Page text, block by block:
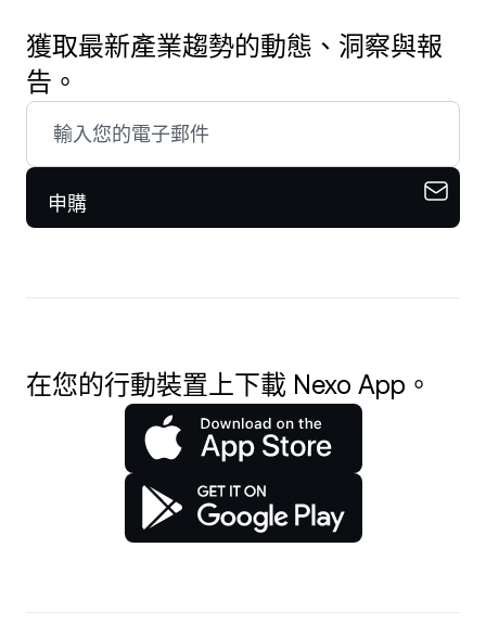
獲取最新產業趨勢的動態、洞察與報
告。
申購
在您的行動裝置上下載 Nexo App。